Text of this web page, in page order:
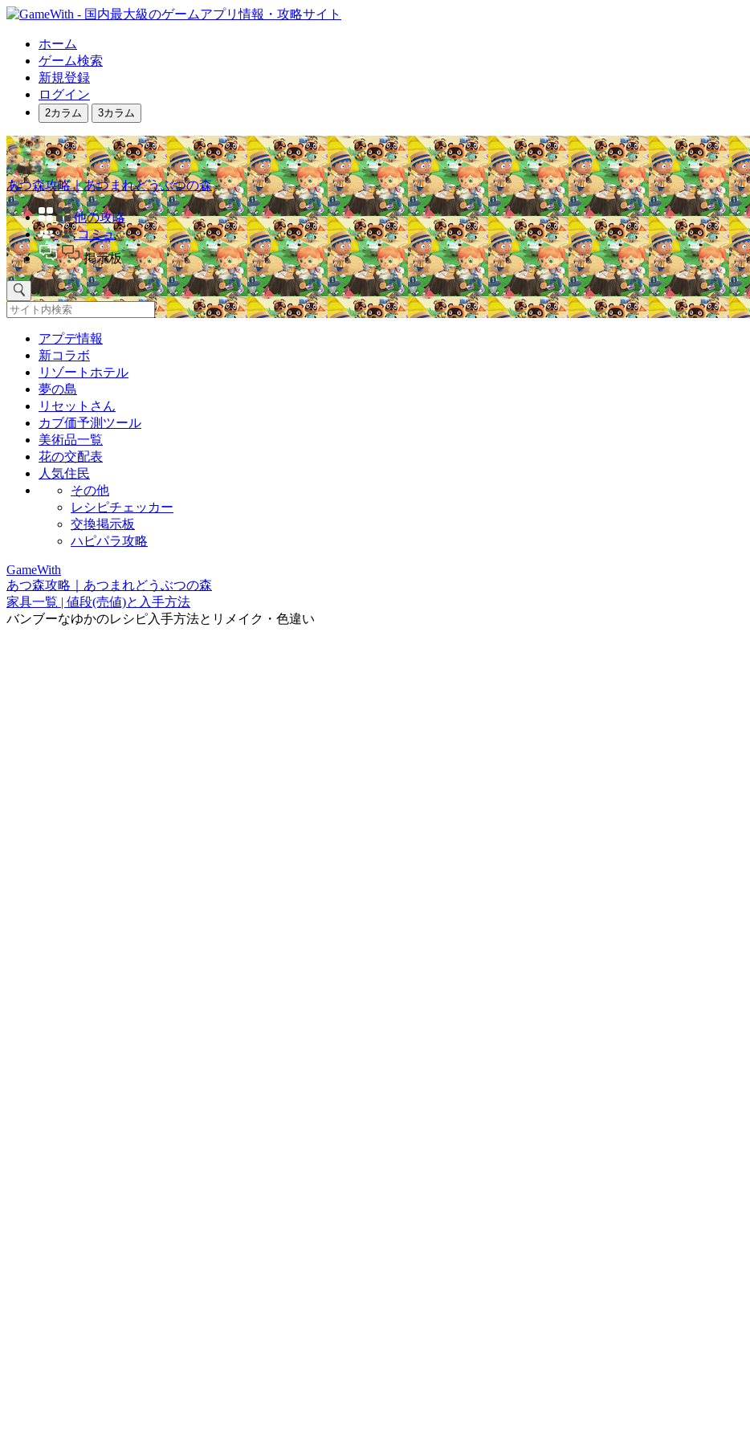
ホーム
ゲーム検索
新規登録
ログイン
2カラム 3カラム
あつ森攻略｜あつまれどうぶつの森
他の攻略
コミュ
掲示板
アプデ情報
新コラボ
リゾートホテル
夢の島
リセットさん
カブ価予測ツール
美術品一覧
花の交配表
人気住民
その他
レシピチェッカー
交換掲示板
ハピパラ攻略
GameWith
あつ森攻略｜あつまれどうぶつの森
家具一覧 | 値段(売値)と入手方法
バンブーなゆかのレシピ入手方法とリメイク・色違い